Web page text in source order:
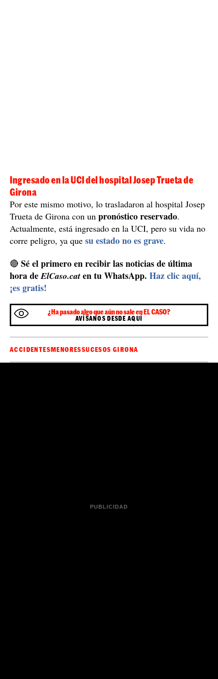
Ingresado en la UCI del hospital Josep Trueta de
Girona
Por este mismo motivo, lo trasladaron al hospital Josep
Trueta de Girona con un pronóstico reservado.
Actualmente, está ingresado en la UCI, pero su vida no
corre peligro, ya que su estado no es grave.
🔴 Sé el primero en recibir las noticias de última
hora deElCaso.cat en tu WhatsApp. Haz clic aquí,
¡es gratis!
¿Ha pasado algo que aún no sale en EL CASO?
AVÍSANOS DESDE AQUÍ
ACCIDENTESMENORESSUCESOS GIRONA